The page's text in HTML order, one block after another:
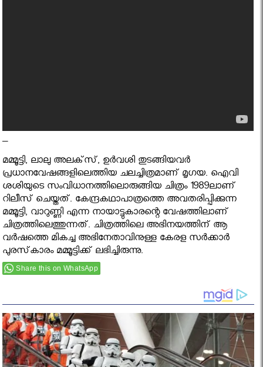
–
മമ്മൂട്ടി, ലാലു അലക്‌സ്, ഉര്‍വശി തുടങ്ങിയവര്‍
പ്രധാനവേഷങ്ങളിലെത്തിയ ചലച്ചിത്രമാണ് മൃഗയ. ഐവി
ശശിയുടെ സംവിധാനത്തിലൊരുങ്ങിയ ചിത്രം 1989ലാണ്
റിലീസ് ചെയ്തത്. കേന്ദ്രകഥാപാത്രത്തെ അവതരിപ്പിക്കുന്ന
മമ്മൂട്ടി, വാറുണ്ണി എന്ന നായാട്ടുകാരന്റെ വേഷത്തിലാണ്
ചിത്രത്തിലെത്തുന്നത്. ചിത്രത്തിലെ അഭിനയത്തിന് ആ
വര്‍ഷത്തെ മികച്ച അഭിനേതാവിനുള്ള കേരള സര്‍ക്കാര്‍
പുരസ്‌കാരം മമ്മൂട്ടിക്ക് ലഭിച്ചിരുന്നു.
Share this on WhatsApp